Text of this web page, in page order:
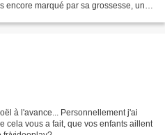
encore marqué par sa grossesse, un
à l'avance... Personnellement j'ai
cela vous a fait, que vos enfants aillent